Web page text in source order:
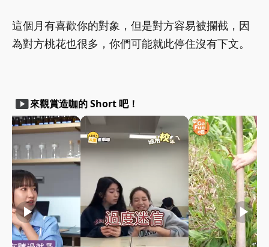
這個月有喜歡你的對象，但是對方容易被攔截，因
為對方桃花也很多，你們可能就此停住沒有下文。
smart_display來觀賞造咖的 Short 吧！
play_arrow play_arrow play_arrow